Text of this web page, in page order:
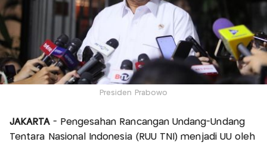
Presiden Prabowo
JAKARTA - Pengesahan Rancangan Undang-Undang
Tentara Nasional Indonesia (RUU TNI) menjadi UU oleh